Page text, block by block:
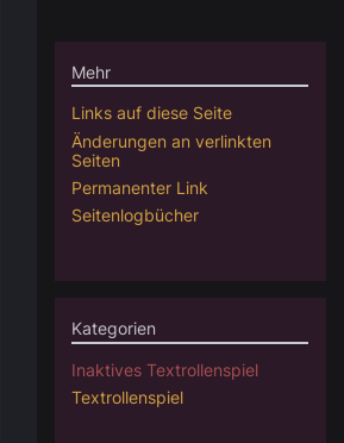
Mehr
Links auf diese Seite
Änderungen an verlinkten
Seiten
Permanenter Link
Seitenlogbücher
Kategorien
Inaktives Textrollenspiel
Textrollenspiel